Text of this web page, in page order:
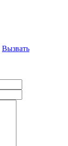
Вызвать